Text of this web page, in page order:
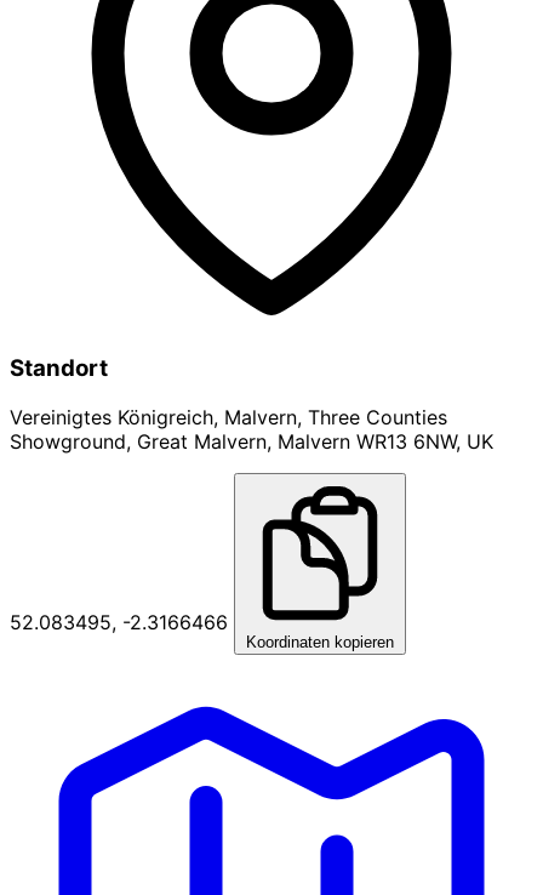
Standort
Vereinigtes Königreich, Malvern, Three Counties
Showground, Great Malvern, Malvern WR13 6NW, UK
52.083495, -2.3166466
Koordinaten kopieren